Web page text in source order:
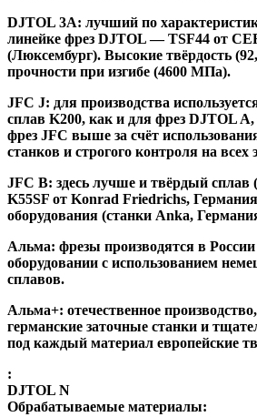
DJTOL 3A: лучший по
линейке фрез DJTOL — TSF44 от
(Люксембург). Высокие твёрдость
прочности при изгибе (4600 МПа).
JFC J: для производства
сплав K200, как и для фрез DJTOL A,
фрез JFC выше за счёт
станков и строгого контроля на всех
JFC B: здесь лучше и твёрдый сплав
K55SF от Konrad Friedrichs,
оборудования (станки Anka,
Альма: фрезы производятся в
оборудовании с использованием
сплавов.
Альма+: отечественное
германские заточные станки и
под каждый материал европейские
:
DJTOL N
Обрабатываемые материалы: